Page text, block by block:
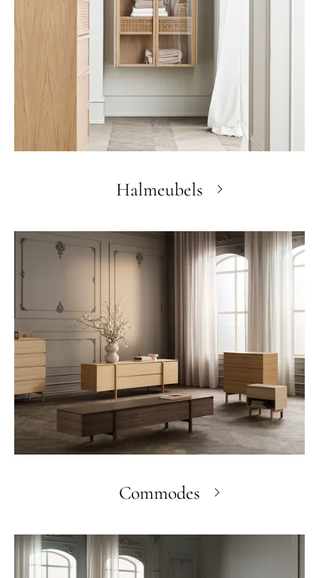
Halmeubels
Commodes